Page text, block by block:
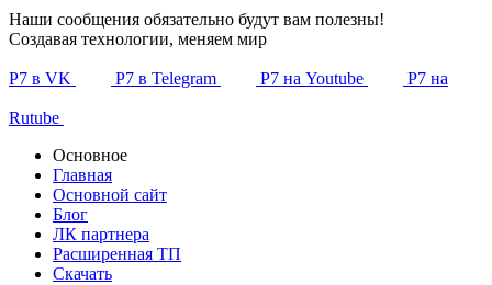
Наши сообщения обязательно будут вам полезны!
Создавая технологии, меняем мир
Р7 в VK Р7 в Telegram Р7 на Youtube Р7 на
Rutube
Основное
Главная
Основной сайт
Блог
ЛК партнера
Расширенная ТП
Скачать